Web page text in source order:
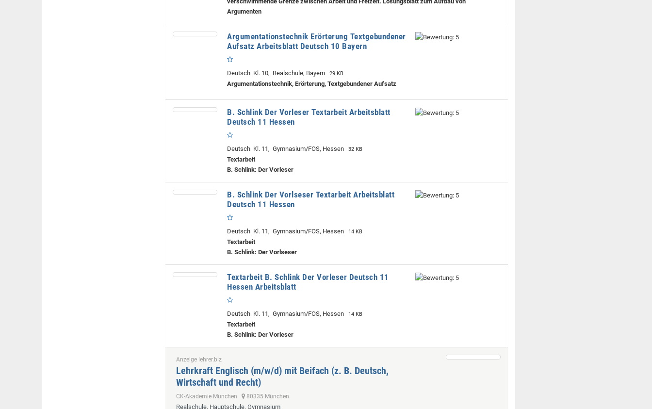
Argumenten
Argumentationstechnik Erörterung Textgebundener
Aufsatz Arbeitsblatt Deutsch 10 Bayern
Deutsch Kl. 10, Realschule, Bayern 29 KB
Argumentationstechnik, Erörterung, Textgebundener Aufsatz
B. Schlink Der Vorleser Textarbeit Arbeitsblatt
Deutsch 11 Hessen
Deutsch Kl. 11, Gymnasium/FOS, Hessen 32 KB
Textarbeit
B. Schlink: Der Vorleser
B. Schlink Der Vorlseser Textarbeit Arbeitsblatt
Deutsch 11 Hessen
Deutsch Kl. 11, Gymnasium/FOS, Hessen 14 KB
Textarbeit
B. Schlink: Der Vorlseser
Textarbeit B. Schlink Der Vorleser Deutsch 11
Hessen Arbeitsblatt
Deutsch Kl. 11, Gymnasium/FOS, Hessen 14 KB
Textarbeit
B. Schlink: Der Vorleser
Anzeige lehrer.biz
Lehrkraft Englisch (m/w/d) mit Beifach (z. B. Deutsch,
Wirtschaft und Recht)
CK-Akademie München 80335 München
Realschule, Hauptschule, Gymnasium